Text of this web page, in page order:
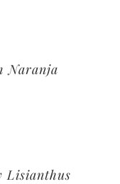
Naranja
Lisianthus